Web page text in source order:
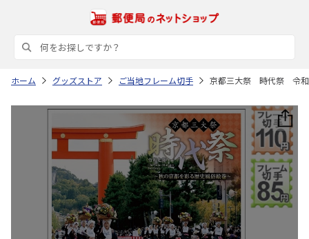
ホーム グッズストア ご当地フレーム切手 京都三大祭 時代祭 令和